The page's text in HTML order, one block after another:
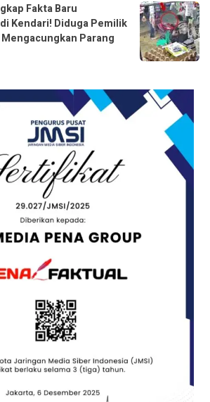
Fakta Baru
Kendari! Diduga Pemilik
Parang